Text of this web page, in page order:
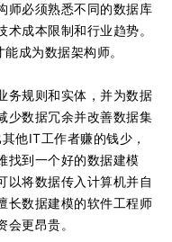
师必须熟悉不同的数据库
成本限制和行业趋势。
成为数据架构师。
务规则和实体，并为数据
少数据冗余并改善数据集
他IT工作者赚的钱少，
找到一个好的数据建模
以将数据传入计算机并自
长数据建模的软件工程师
更昂贵。